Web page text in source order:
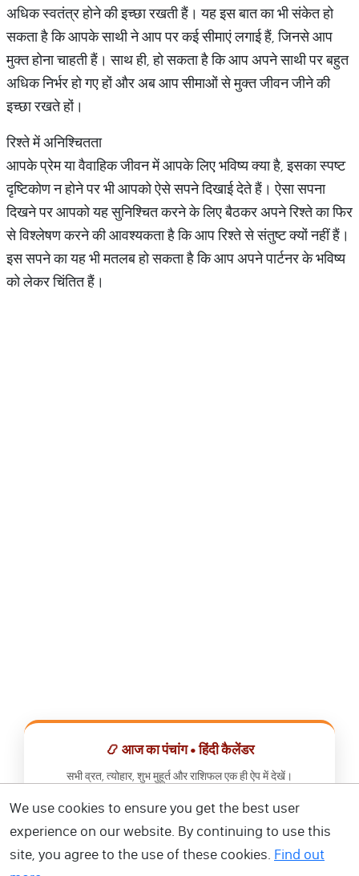
अधिक स्वतंत्र होने की इच्छा रखती हैं। यह इस बात का भी संकेत हो
सकता है कि आपके साथी ने आप पर कई सीमाएं लगाई हैं, जिनसे आप
मुक्त होना चाहती हैं। साथ ही, हो सकता है कि आप अपने साथी पर बहुत
अधिक निर्भर हो गए हों और अब आप सीमाओं से मुक्त जीवन जीने की
इच्छा रखते हों।
रिश्ते में अनिश्चितता
आपके प्रेम या वैवाहिक जीवन में आपके लिए भविष्य क्या है, इसका स्पष्ट
दृष्टिकोण न होने पर भी आपको ऐसे सपने दिखाई देते हैं। ऐसा सपना
दिखने पर आपको यह सुनिश्चित करने के लिए बैठकर अपने रिश्ते का फिर
से विश्लेषण करने की आवश्यकता है कि आप रिश्ते से संतुष्ट क्यों नहीं हैं।
इस सपने का यह भी मतलब हो सकता है कि आप अपने पार्टनर के भविष्य
को लेकर चिंतित हैं।
📿 आज का पंचांग • हिंदी कैलेंडर
सभी व्रत, त्योहार, शुभ मुहूर्त और राशिफल एक ही ऐप में देखें।
📅 हिंदी कैलेंडर ऐप डाउनलोड करें
We use cookies to ensure you get the best user
experience on our website. By continuing to use this
site, you agree to the use of these cookies. Find out